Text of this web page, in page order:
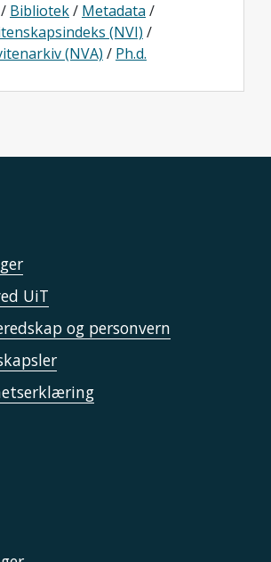
/ Bibliotek/ Metadata /
(NVI) /
(NVA) / Ph.d.
UiT
og personvern